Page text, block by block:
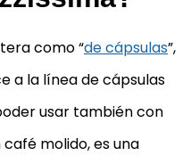
como “de cápsulas”,
a la línea de cápsulas
usar también con
molido, es una